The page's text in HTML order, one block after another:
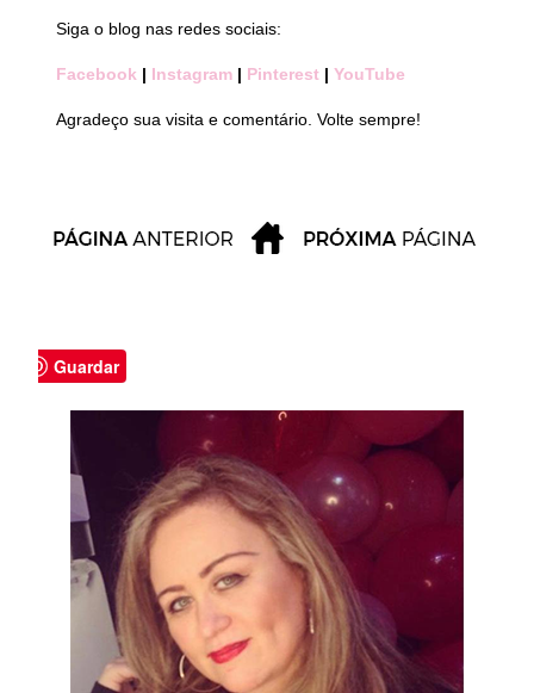
Siga o blog nas redes sociais:
Facebook | Instagram | Pinterest | YouTube
Agradeço sua visita e comentário. Volte sempre!
Guardar